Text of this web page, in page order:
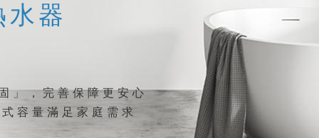
水器
」，完善保障更安心
容量滿足家庭需求